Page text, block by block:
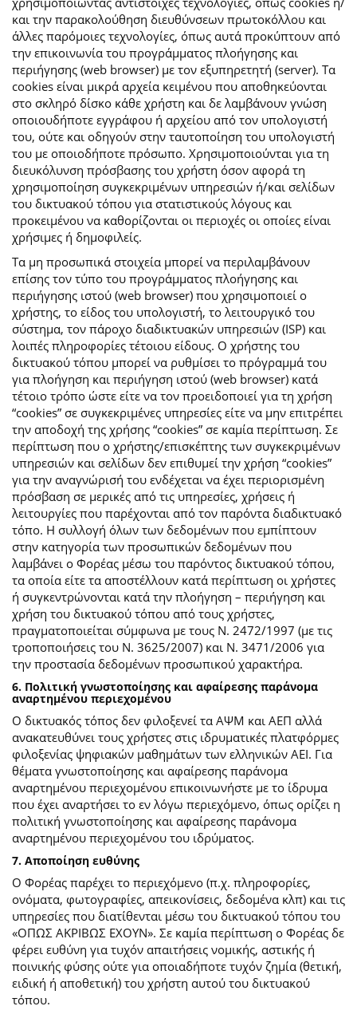
και την παρακολούθηση διευθύνσεων πρωτοκόλλου και
άλλες παρόμοιες τεχνολογίες, όπως αυτά προκύπτουν από
την επικοινωνία του προγράμματος πλοήγησης και
περιήγησης (web browser) με τον εξυπηρετητή (server). Τα
cookies είναι μικρά αρχεία κειμένου που αποθηκεύονται
στο σκληρό δίσκο κάθε χρήστη και δε λαμβάνουν γνώση
οποιουδήποτε εγγράφου ή αρχείου από τον υπολογιστή
του, ούτε και οδηγούν στην ταυτοποίηση του υπολογιστή
του με οποιοδήποτε πρόσωπο. Χρησιμοποιούνται για τη
διευκόλυνση πρόσβασης του χρήστη όσον αφορά τη
χρησιμοποίηση συγκεκριμένων υπηρεσιών ή/και σελίδων
του δικτυακού τόπου για στατιστικούς λόγους και
προκειμένου να καθορίζονται οι περιοχές οι οποίες είναι
χρήσιμες ή δημοφιλείς.
Τα μη προσωπικά στοιχεία μπορεί να περιλαμβάνουν
επίσης τον τύπο του προγράμματος πλοήγησης και
περιήγησης ιστού (web browser) που χρησιμοποιεί ο
χρήστης, το είδος του υπολογιστή, το λειτουργικό του
σύστημα, τον πάροχο διαδικτυακών υπηρεσιών (ISP) και
λοιπές πληροφορίες τέτοιου είδους. Ο χρήστης του
δικτυακού τόπου μπορεί να ρυθμίσει το πρόγραμμά του
για πλοήγηση και περιήγηση ιστού (web browser) κατά
τέτοιο τρόπο ώστε είτε να τον προειδοποιεί για τη χρήση
“cookies” σε συγκεκριμένες υπηρεσίες είτε να μην επιτρέπει
την αποδοχή της χρήσης “cookies” σε καμία περίπτωση. Σε
περίπτωση που ο χρήστης/επισκέπτης των συγκεκριμένων
υπηρεσιών και σελίδων δεν επιθυμεί την χρήση “cookies”
για την αναγνώρισή του ενδέχεται να έχει περιορισμένη
πρόσβαση σε μερικές από τις υπηρεσίες, χρήσεις ή
λειτουργίες που παρέχονται από τον παρόντα διαδικτυακό
τόπο. Η συλλογή όλων των δεδομένων που εμπίπτουν
στην κατηγορία των προσωπικών δεδομένων που
λαμβάνει ο Φορέας μέσω του παρόντος δικτυακού τόπου,
τα οποία είτε τα αποστέλλουν κατά περίπτωση οι χρήστες
ή συγκεντρώνονται κατά την πλοήγηση – περιήγηση και
χρήση του δικτυακού τόπου από τους χρήστες,
πραγματοποιείται σύμφωνα με τους Ν. 2472/1997 (με τις
τροποποιήσεις του Ν. 3625/2007) και Ν. 3471/2006 για
την προστασία δεδομένων προσωπικού χαρακτήρα.
6. Πολιτική γνωστοποίησης και αφαίρεσης παράνομα
αναρτημένου περιεχομένου
Ο δικτυακός τόπος δεν φιλοξενεί τα ΑΨΜ και ΑΕΠ αλλά
ανακατευθύνει τους χρήστες στις ιδρυματικές πλατφόρμες
φιλοξενίας ψηφιακών μαθημάτων των ελληνικών ΑΕΙ. Για
θέματα γνωστοποίησης και αφαίρεσης παράνομα
αναρτημένου περιεχομένου επικοινωνήστε με το ίδρυμα
που έχει αναρτήσει το εν λόγω περιεχόμενο, όπως ορίζει η
πολιτική γνωστοποίησης και αφαίρεσης παράνομα
αναρτημένου περιεχομένου του ιδρύματος.
7. Αποποίηση ευθύνης
Ο Φορέας παρέχει το περιεχόμενο (π.χ. πληροφορίες,
ονόματα, φωτογραφίες, απεικονίσεις, δεδομένα κλπ) και τις
υπηρεσίες που διατίθενται μέσω του δικτυακού τόπου του
«ΟΠΩΣ ΑΚΡΙΒΩΣ ΕΧΟΥΝ». Σε καμία περίπτωση ο Φορέας δε
φέρει ευθύνη για τυχόν απαιτήσεις νομικής, αστικής ή
ποινικής φύσης ούτε για οποιαδήποτε τυχόν ζημία (θετική,
ειδική ή αποθετική) του χρήστη αυτού του δικτυακού
τόπου.